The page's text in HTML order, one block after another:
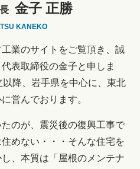
金子 正勝
KANEKO
業のサイトをご覧頂き、誠
表取締役の金子と申しま
降、岩手県を中心に、東北
営んでおります。
のが、震災後の復興工事で
めない・・・そんな住宅を
、本質は「屋根のメンテナ